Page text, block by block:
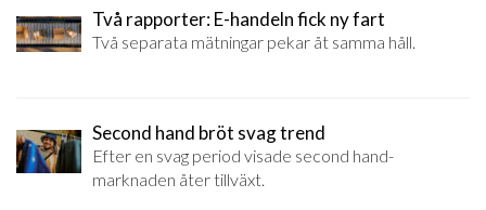
Två rapporter: E-handeln fick ny fart
Två separata mätningar pekar åt samma håll.
Second hand bröt svag trend
Efter en svag period visade second hand-
marknaden åter tillväxt.